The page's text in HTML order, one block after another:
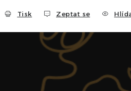
Tisk Zeptat se